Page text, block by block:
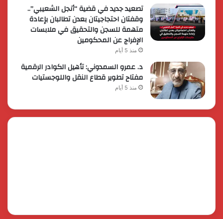
تصعيد جديد في قضية “أنجل الشعيبي”..
وقفتان احتجاجيتان بعدن تطالبان بإعادة
متهمة للسجن والتحقيق في ملابسات
الإفراج عن المحكومين
منذ 5 أيام
د. عمرو السمدوني: تأهيل الكوادر الرقمية
مفتاح تطوير قطاع النقل واللوجستيات
منذ 5 أيام